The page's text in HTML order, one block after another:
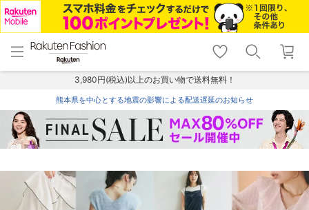
menu home
トップ
shopping_cart lock_outline
ログイン
3,980円(税込)以上のお買い物で送料無料！
熊本県を中心とする地震の影響による配送遅延のお知らせ